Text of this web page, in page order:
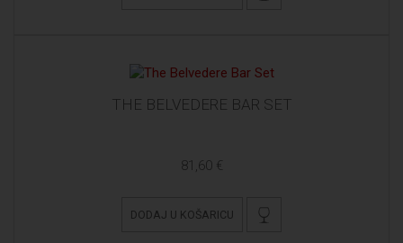
THE BELVEDERE BAR SET
81,60 €
DODAJ U KOŠARICU